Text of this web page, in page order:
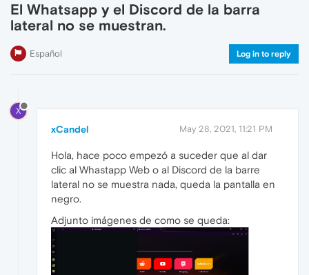
El Whatsapp y el Discord de la barra
lateral no se muestran.
Español Log in to reply
X
xCandel May 28, 2021, 11:21 PM
Hola, hace poco empezó a suceder que al dar
clic al Whastapp Web o al Discord de la barre
lateral no se muestra nada, queda la pantalla en
negro.
Adjunto imágenes de como se queda: